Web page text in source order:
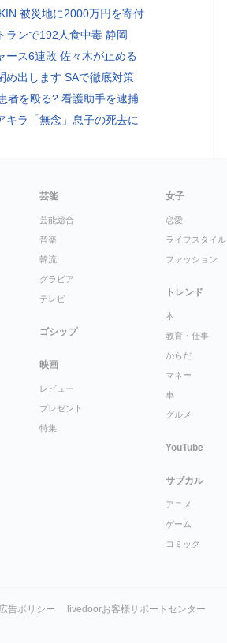
被災地に2000万円を寄付
ランで192人食中毒 静岡
ース6連敗 佐々木が止める
め出します SAで徹底対策
者を殴る? 看護助手を逮捕
キラ「無念」息子の死去に
芸能
芸能総合
音楽
韓流
グラビア
テレビ
ゴシップ
映画
レビュー
プレゼント
特集
女子
恋愛
ライフスタイル
ファッション
トレンド
本
教育・仕事
からだ
マネー
車
グルメ
YouTube
サブカル
アニメ
ゲーム
コミック
告ポリシー livedoorお客様サポートセンター